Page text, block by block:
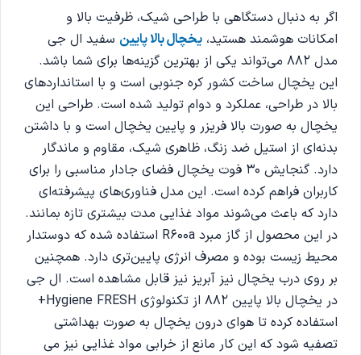
اگر به دنبال دستگاهی با طراحی شیک، ظرفیت بالا و
امکانات هوشمند هستید، یخچال بالا پایین سفید ال جی
مدل 882 می‌تواند یکی از بهترین گزینه‌ها برای شما باشد.
این یخچال ساخت کشور کره جنوبی است و با استانداردهای
بالا در طراحی، عملکرد و دوام تولید شده است‌. طراحی این
یخچال به صورت بالا فریزر و پایین یخچال است و با داشتن
بدنه‌ای از استیل ضد زنگ، ظاهری شیک، مقاوم و ماندگار
دارد. گنجایش 30 فوت یخچال فضای جادار مناسبی را برای
کاربران فراهم کرده است. این مدل فناوری‌های پیشرفته‌ای
دارد که باعث می‌شوند مواد غذایی مدت بیشتری تازه بمانند.
در این محصول از گاز مبرد R600a استفاده شده که دوستدار
محیط زیست بوده و مصرف انرژی پایین‌تری دارد. همچنین
بر روی درب یخچال نیز آبریز نیز قابل مشاهده است. ال جی
در یخچال بالا پایین 882 از تکنولوژی Hygiene FRESH+
استفاده کرده تا هوای درون یخچال به صورت بهداشتی
تصفیه شود که این کار مانع از خرابی مواد غذایی نیز می